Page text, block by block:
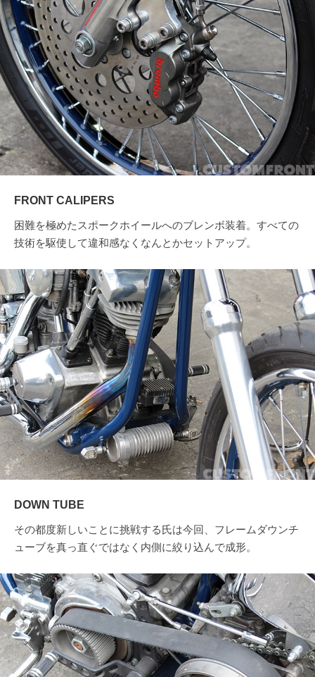
FRONT CALIPERS
困難を極めたスポークホイールへのブレンボ装着。すべての
技術を駆使して違和感なくなんとかセットアップ。
DOWN TUBE
その都度新しいことに挑戦する氏は今回、フレームダウンチ
ューブを真っ直ぐではなく内側に絞り込んで成形。